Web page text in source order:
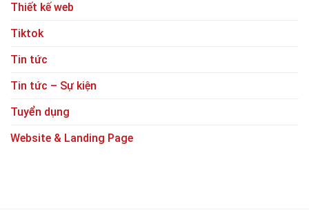
Thiết kế web
Tiktok
Tin tức
Tin tức – Sự kiện
Tuyển dụng
Website & Landing Page